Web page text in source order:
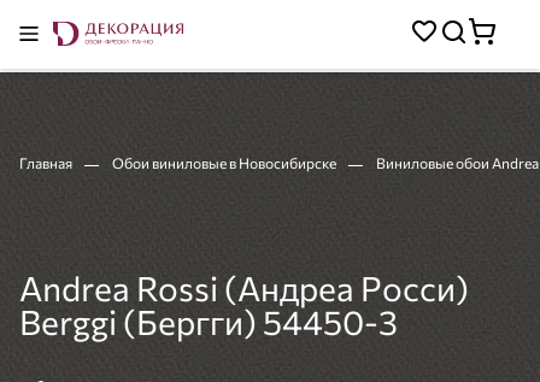
Главная Обои виниловые в Новосибирске Виниловые обои
Andrea Rossi (Андреа Росси)
Berggi (Бергги) 54450-3